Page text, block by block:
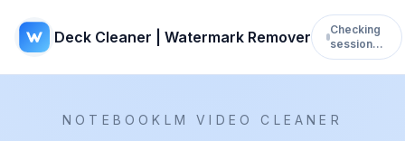
Deck Cleaner | Watermark Remover
Checking
session…
NOTEBOOKLM VIDEO CLEANER